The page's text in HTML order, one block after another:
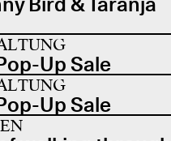
Up Sale
Up Sale